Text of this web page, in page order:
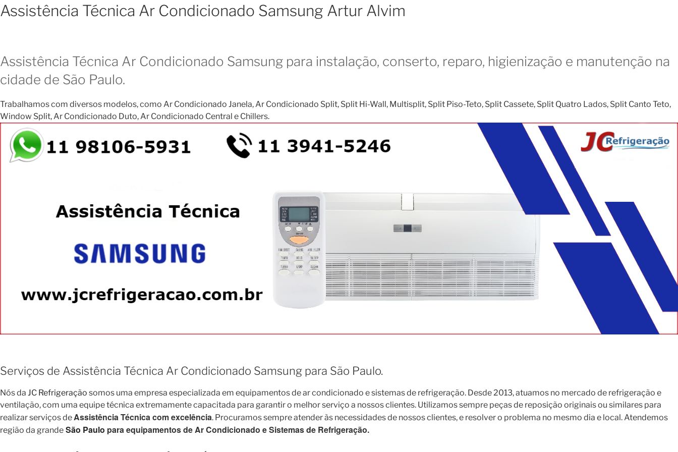
Assistência Técnica Ar Condicionado Samsung Artur Alvim
Assistência Técnica Ar Condicionado Samsung para instalação, conserto, reparo, higienização e manutenção na
cidade de São Paulo.
Trabalhamos com diversos modelos, como Ar Condicionado Janela, Ar Condicionado Split, Split Hi-Wall, Multisplit, Split Piso-Teto, Split Cassete, Split Quatro Lados, Split Canto Teto,
Window Split, Ar Condicionado Duto, Ar Condicionado Central e Chillers.
Serviços de Assistência Técnica Ar Condicionado Samsung para São Paulo.
Nós da JC Refrigeração somos uma empresa especializada em equipamentos de ar condicionado e sistemas de refrigeração. Desde 2013, atuamos no mercado de refrigeração e
ventilação, com uma equipe técnica extremamente capacitada para garantir o melhor serviço a nossos clientes. Utilizamos sempre peças de reposição originais ou similares para
realizar serviços de Assistência Técnica com excelência. Procuramos sempre atender às necessidades de nossos clientes, e resolver o problema no mesmo dia e local. Atendemos
região da grande São Paulo para equipamentos de Ar Condicionado e Sistemas de Refrigeração.